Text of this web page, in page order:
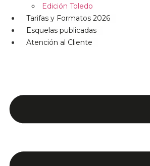
Edición Toledo
Tarifas y Formatos 2026
Esquelas publicadas
Atención al Cliente